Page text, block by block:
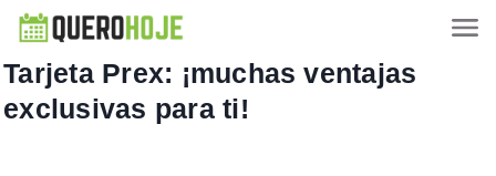
Tarjeta Prex: ¡muchas ventajas
exclusivas para ti!